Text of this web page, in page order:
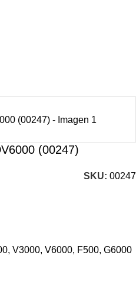
(00247)
SKU: 00247
V3000, V6000, F500, G6000